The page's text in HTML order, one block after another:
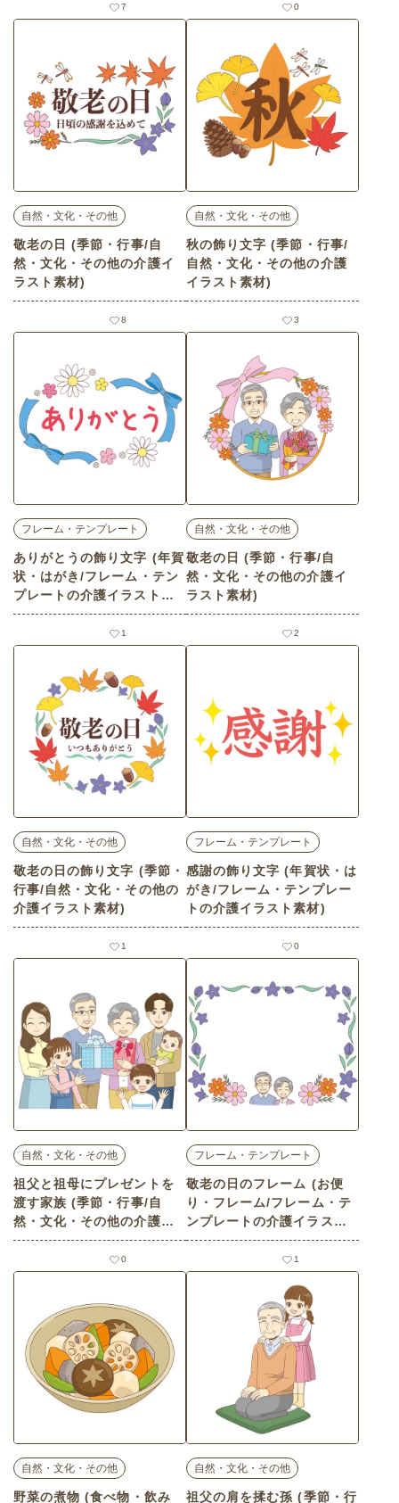
7 0
自然・文化・その他
敬老の日 (季節・行事/自
然・文化・その他の介護イ
ラスト素材)
8
自然・文化・その他
秋の飾り文字 (季節・行事/
自然・文化・その他の介護
イラスト素材)
3
フレーム・テンプレート
ありがとうの飾り文字 (年賀
状・はがき/フレーム・テン
プレートの介護イラスト素
材)
1
自然・文化・その他
敬老の日 (季節・行事/自
然・文化・その他の介護イ
ラスト素材)
2
自然・文化・その他
敬老の日の飾り文字 (季節・
行事/自然・文化・その他の
介護イラスト素材)
1
フレーム・テンプレート
感謝の飾り文字 (年賀状・は
がき/フレーム・テンプレー
トの介護イラスト素材)
0
自然・文化・その他
祖父と祖母にプレゼントを
渡す家族 (季節・行事/自
然・文化・その他の介護イ
ラスト素材)
0
フレーム・テンプレート
敬老の日のフレーム (お便
り・フレーム/フレーム・テ
ンプレートの介護イラスト
素材)
1
自然・文化・その他
野菜の煮物 (食べ物・飲み
自然・文化・その他
祖父の肩を揉む孫 (季節・行